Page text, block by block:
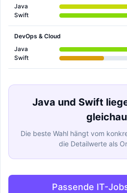
Java
Swift
DevOps & Cloud
Java
Swift
Java und Swift
Die beste Wahl hängt vom
die Detailwerte als
Passende IT-